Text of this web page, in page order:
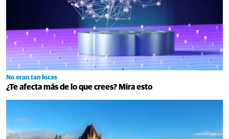
No eran tan locas
¿Te afecta más de lo que crees? Mira esto